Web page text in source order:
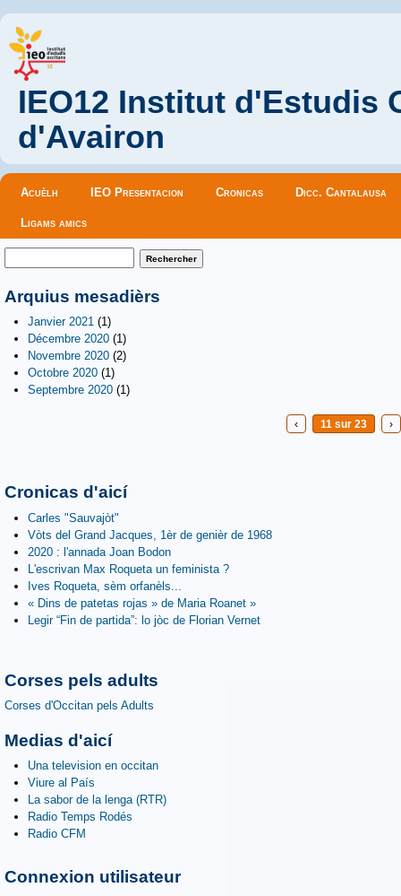
IEO12 Institut d'Estudis
d'Avairon
Menu principal
Acuèlh IEO Presentacion Cronicas Dicc. Cantalausa
Ligams amics
Formulaire de recherche
Arquius mesadièrs
Janvier 2021 (1)
Décembre 2020 (1)
Novembre 2020 (2)
Octobre 2020 (1)
Septembre 2020 (1)
‹ 11 sur 23 ›
Cronicas d'aicí
Carles "Sauvajòt"
Vòts del Grand Jacques, 1èr de genièr de 1968
2020 : l'annada Joan Bodon
L'escrivan Max Roqueta un feminista ?
Ives Roqueta, sèm orfanèls...
« Dins de patetas rojas » de Maria Roanet »
Legir “Fin de partida”: lo jòc de Florian Vernet
Corses pels adults
Corses d'Occitan pels Adults
Medias d'aicí
Una television en occitan
Viure al País
La sabor de la lenga (RTR)
Radio Temps Rodés
Radio CFM
Connexion utilisateur